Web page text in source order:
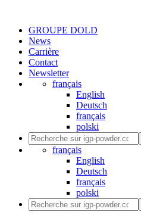
GROUPE DOLD
News
Carrière
Contact
Newsletter
français
English
Deutsch
français
polski
français
English
Deutsch
français
polski